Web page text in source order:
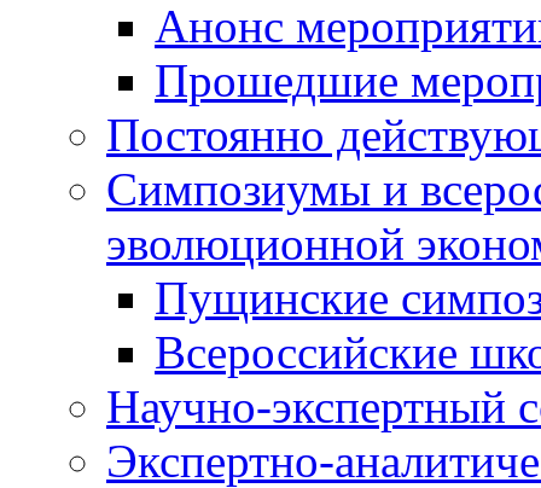
Анонс
Прошедшие
Постоянно
Симпозиумы и
эволюционной
Пущинские
Всероссийские
Научно-экспертный
Экспертно-